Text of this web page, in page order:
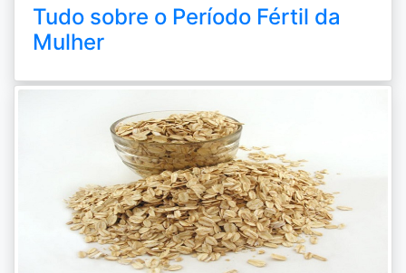
Tudo sobre o Período Fértil da
Mulher